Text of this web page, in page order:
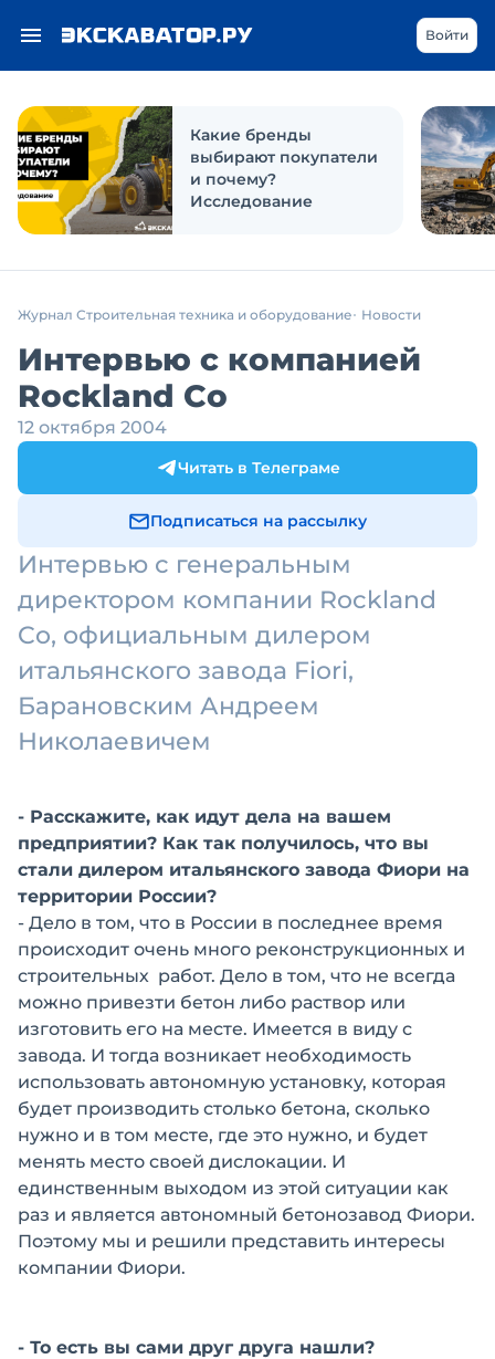
Войти
Какие бренды
выбирают покупатели
и почему?
Исследование
Журнал Строительная техника и оборудование Новости
Интервью с компанией
Rockland Co
12 октября 2004
Читать в Телеграме
Подписаться на рассылку
Интервью с генеральным
директором компании Rockland
Co, официальным дилером
итальянского завода Fiori,
Барановским Андреем
Николаевичем
- Расскажите, как идут дела на вашем
предприятии? Как так получилось, что вы
стали дилером итальянского завода Фиори на
территории России?
- Дело в том, что в России в последнее время
происходит очень много реконструкционных и
строительных работ. Дело в том, что не всегда
можно привезти бетон либо раствор или
изготовить его на месте. Имеется в виду с
завода. И тогда возникает необходимость
использовать автономную установку, которая
будет производить столько бетона, сколько
нужно и в том месте, где это нужно, и будет
менять место своей дислокации. И
единственным выходом из этой ситуации как
раз и является автономный бетонозавод Фиори.
Поэтому мы и решили представить интересы
компании Фиори.
- То есть вы сами друг друга нашли?